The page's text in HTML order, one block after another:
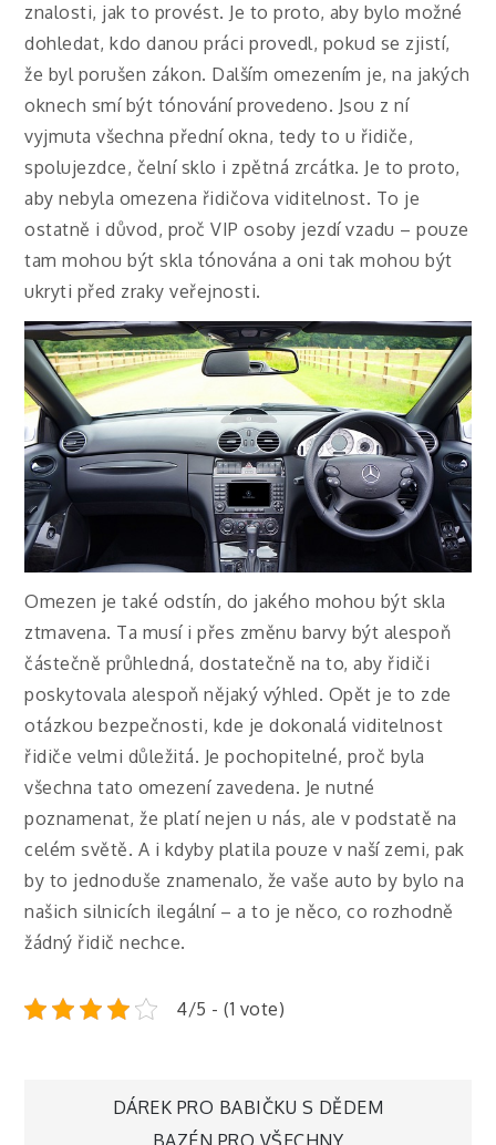
znalosti, jak to provést. Je to proto, aby bylo možné
dohledat, kdo danou práci provedl, pokud se zjistí,
že byl porušen zákon. Dalším omezením je, na jakých
oknech smí být tónování provedeno. Jsou z ní
vyjmuta všechna přední okna, tedy to u řidiče,
spolujezdce, čelní sklo i zpětná zrcátka. Je to proto,
aby nebyla omezena řidičova viditelnost. To je
ostatně i důvod, proč VIP osoby jezdí vzadu – pouze
tam mohou být skla tónována a oni tak mohou být
ukryti před zraky veřejnosti.
Omezen je také odstín, do jakého mohou být skla
ztmavena. Ta musí i přes změnu barvy být alespoň
částečně průhledná, dostatečně na to, aby řidiči
poskytovala alespoň nějaký výhled. Opět je to zde
otázkou bezpečnosti, kde je dokonalá viditelnost
řidiče velmi důležitá. Je pochopitelné, proč byla
všechna tato omezení zavedena. Je nutné
poznamenat, že platí nejen u nás, ale v podstatě na
celém světě. A i kdyby platila pouze v naší zemi, pak
by to jednoduše znamenalo, že vaše auto by bylo na
našich silnicích ilegální – a to je něco, co rozhodně
žádný řidič nechce.
4/5 - (1 vote)
Navigace
DÁREK PRO BABIČKU S DĚDEM